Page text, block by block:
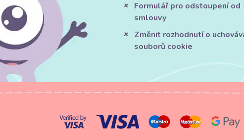
Formulář pro odstoupení od
smlouvy
Změnit rozhodnutí o
souborů cookie